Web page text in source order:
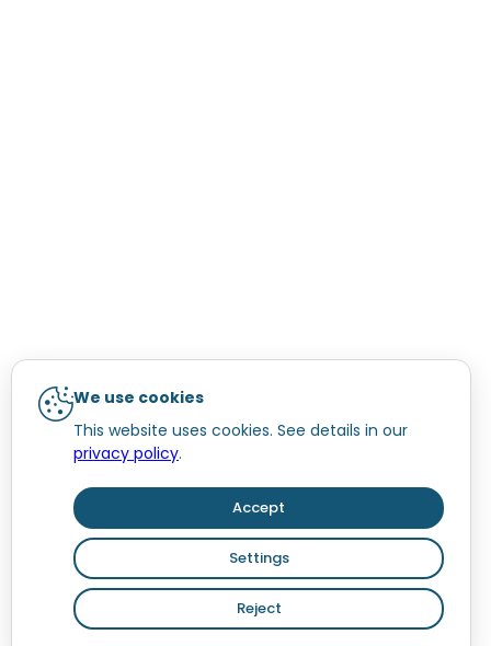
We use cookies
This website uses cookies. See details in our
privacy policy.
Accept
Settings
Reject